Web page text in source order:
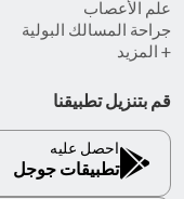
علم الأعصاب
جراحة المسالك البولية
+ المزيد
قم بتنزيل تطبيقنا
احصل عليه
تطبيقات جوجل